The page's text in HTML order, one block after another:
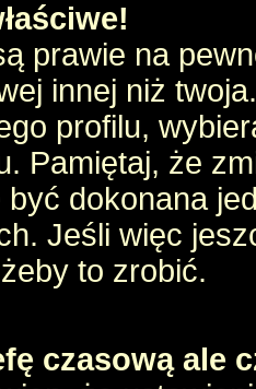
prawie na
innej niż
profilu,
Pamiętaj, że
dokonana
Jeśli więc
to zrobić.
czasową ale